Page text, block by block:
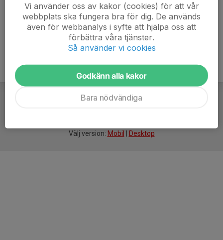
Ålder 13 år
Välj version: Mobil Desktop
Vi använder oss av kakor (cookies) för att vår
webbplats ska fungera bra för dig. De används
även för webbanalys i syfte att hjälpa oss att
förbättra våra tjänster.
Så använder vi cookies
Godkänn alla kakor
Bara nödvändiga